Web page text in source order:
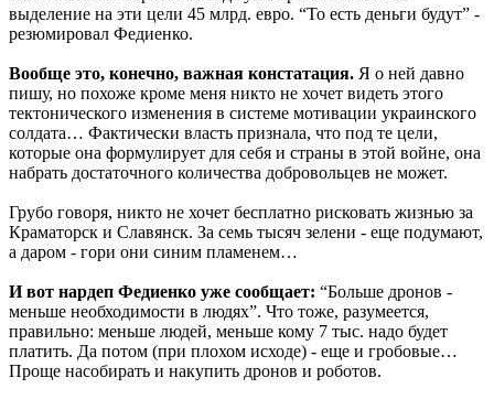
выделение на эти цели 45 млрд. евро. “То есть деньги будут” -
резюмировал Федиенко.
Вообще это, конечно, важная констатация. Я о ней давно
пишу, но похоже кроме меня никто не хочет видеть этого
тектонического изменения в системе мотивации украинского
солдата… Фактически власть признала, что под те цели,
которые она формулирует для себя и страны в этой войне, она
набрать достаточного количества добровольцев не может.
Грубо говоря, никто не хочет бесплатно рисковать жизнью за
Краматорск и Славянск. За семь тысяч зелени - еще подумают,
а даром - гори они синим пламенем…
И вот нардеп Федиенко уже сообщает: “Больше дронов -
меньше необходимости в людях”. Что тоже, разумеется,
правильно: меньше людей, меньше кому 7 тыс. надо будет
платить. Да потом (при плохом исходе) - еще и гробовые…
Проще насобирать и накупить дронов и роботов.